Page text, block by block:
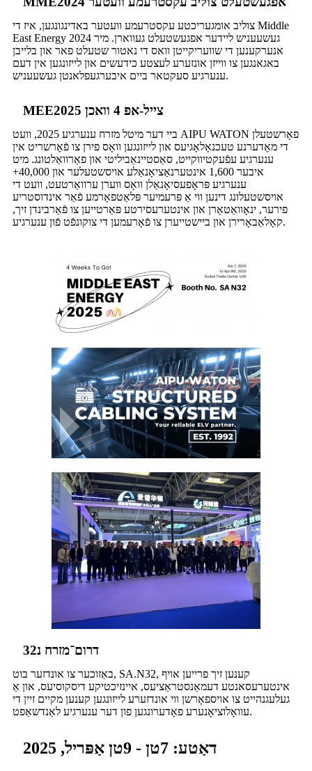
צוליב אומגעריכטע עקסטרעמע וועטער באדינגונגען, איז די Middle
East Energy 2024 געשעעניש ליידער אפגעשטעלט געווארן. מיר
אנערקענען די שוועריקייטן וואס די נאטור שטעלט פאר און בלייבן
באגאנגען צו ווייזן אונזערע לעצטע כידעשים און לייזונגען אין דעם
ענערגיע סעקטאר ביים איבערגעפלאנטן געשעעניש.
MEE2025 צייל-אפ 4 וואכן
ביי דער מיטל מזרח ענערגיע 2025, וועט AIPU WATON פאָרשטעלן
די מאָדערנע טעכנאָלאָגיעס און לייזונגען וואָס פירן צו פֿאָרשריט אין
ענערגיע עפֿעקטיווקייט, סאַסטיינאַביליטי און פאַרוואַלטונג. מיט
איבער 1,600 אינטערנאַציאָנאַלע אויסשטעלער און 40,000+
ענערגיע פּראָפעסיאָנאַלן וואָס ווערן ערוואַרטעט, וועט די
אויסשטעלונג דינען ווי אַ פּרעמיער פּלאַטפאָרמע פֿאַר אינדוסטריע
פירער, ינאָוואַטאָרן און אינטערעסירטע פּאַרטייען צו פֿאַרבינדן זיך,
קאָלאַבאָרירן און ביישטייערן צו פֿאָרעמען די צוקונפֿט פֿון ענערגיע.
דרום־מזרח נ32
באַזוכער צו אונדזער בוט, SA.N32, קענען זיך פרייען אויף
אינטערעסאנטע דעמאַנסטראַציעס, איינזיכטיקע דיסקוסיעס, און אַ
געלעגנהייט צו אויספאָרשן ווי אונדזערע לייזונגען קענען מקיים זיין די
עוואָלוציאָנערע פאָדערונגען פון דער ענערגיע לאַנדשאַפט.
דאַטע: 7טן - 9טן אַפּריל, 2025